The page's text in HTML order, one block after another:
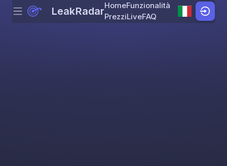
Skip to content
Menu LeakRadarHomeFunzionalità
PrezziLiveFAQ